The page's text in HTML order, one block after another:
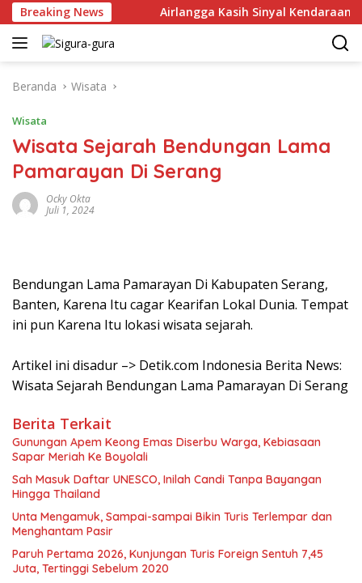
Langsung
ke
konten
Breaking News
per Juni 2026 Airlangga Kasih Sinyal Kendaraan
Beranda Wisata
Wisata
Wisata Sejarah Bendungan Lama
Pamarayan Di Serang
Ocky Okta
Juli 1, 2024
Bendungan Lama Pamarayan Di Kabupaten Serang,
Banten, Karena Itu cagar Kearifan Lokal Dunia. Tempat
ini pun Karena Itu lokasi wisata sejarah.
Artikel ini disadur –> Detik.com Indonesia Berita News:
Wisata Sejarah Bendungan Lama Pamarayan Di Serang
Berita Terkait
Gunungan Apem Keong Emas Diserbu Warga, Kebiasaan
Sapar Meriah Ke Boyolali
Sah Masuk Daftar UNESCO, Inilah Candi Tanpa Bayangan
Hingga Thailand
Unta Mengamuk, Sampai-sampai Bikin Turis Terlempar dan
Menghantam Pasir
Paruh Pertama 2026, Kunjungan Turis Foreign Sentuh 7,45
Juta, Tertinggi Sebelum 2020